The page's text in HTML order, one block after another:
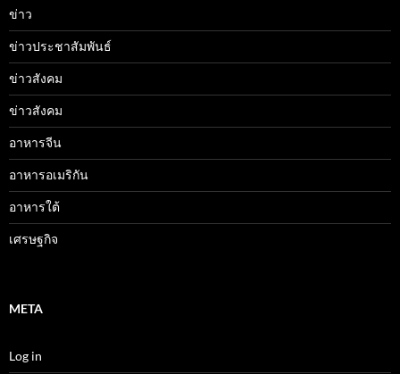
ข่าว
ข่าวประชาสัมพันธ์
ข่าวสังคม
ข่าวสังคม
อาหารจีน
อาหารอเมริกัน
อาหารใต้
เศรษฐกิจ
META
Log in